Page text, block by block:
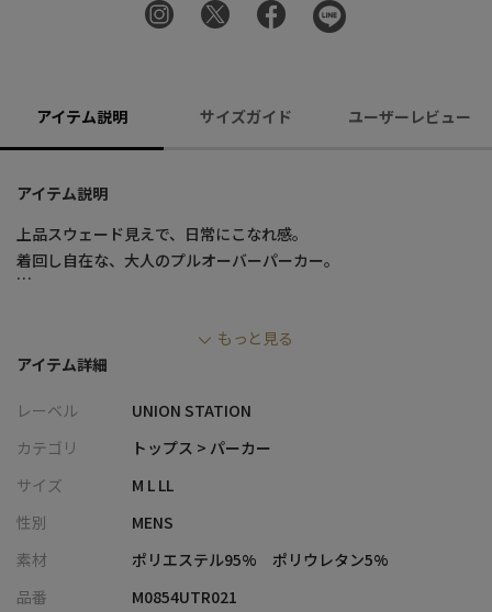
アイテム説明 サイズガイド ユーザーレビュー
アイテム説明
上品スウェード見えで、日常にこなれ感。
着回し自在な、大人のプルオーバーパーカー。
・ストレッチ性のあるフェイクスウェードポンチ素材を使用し
た、定番人気のプルオーバーパーカー
ぎず上品な印象に
・リラックスフィットで抜け感があり、デイリーに使いやすいシ
・新色としてC/#2 杢グレー、C/#3 キャメル、C/#4 グリーンが登
場し、スタイリングの幅が広がるラインナップに
・ベーシックなデザインながら素材の表情でしっかり差がつく、
もっと見る
アイテム詳細
レーベル
UNION STATION
カテゴリ
トップス > パーカー
サイズ
M L LL
性別
MENS
素材
ポリエステル95% ポリウレタン5%
品番
M0854UTR021